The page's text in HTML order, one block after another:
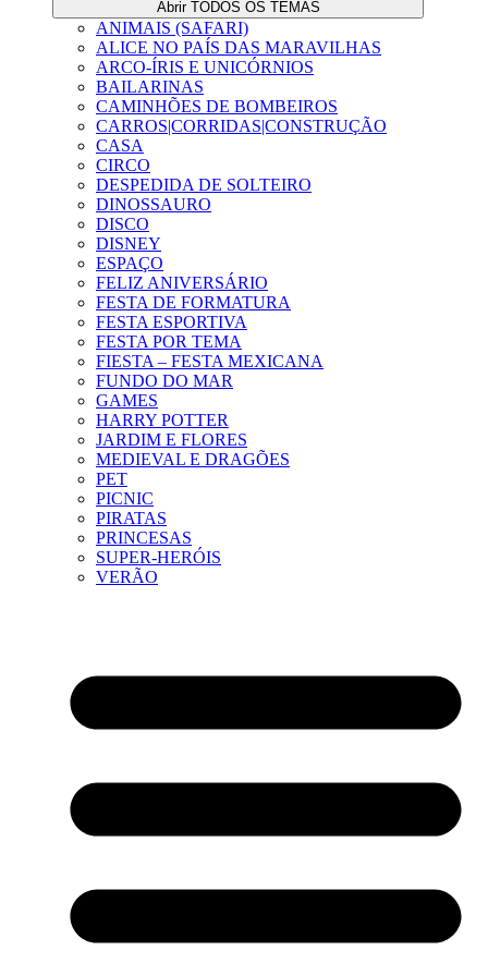
Abrir TODOS OS TEMAS
ANIMAIS (SAFARI)
ALICE NO PAÍS DAS MARAVILHAS
ARCO-ÍRIS E UNICÓRNIOS
BAILARINAS
CAMINHÕES DE BOMBEIROS
CARROS|CORRIDAS|CONSTRUÇÃO
CASA
CIRCO
DESPEDIDA DE SOLTEIRO
DINOSSAURO
DISCO
DISNEY
ESPAÇO
FELIZ ANIVERSÁRIO
FESTA DE FORMATURA
FESTA ESPORTIVA
FESTA POR TEMA
FIESTA – FESTA MEXICANA
FUNDO DO MAR
GAMES
HARRY POTTER
JARDIM E FLORES
MEDIEVAL E DRAGÕES
PET
PICNIC
PIRATAS
PRINCESAS
SUPER-HERÓIS
VERÃO